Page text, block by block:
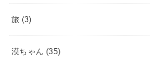
旅 (3)
漠ちゃん (35)